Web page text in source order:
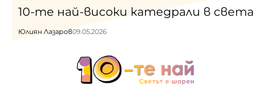
10-те най-високи катедрали в света
Юлиян Лазаров09.05.2026